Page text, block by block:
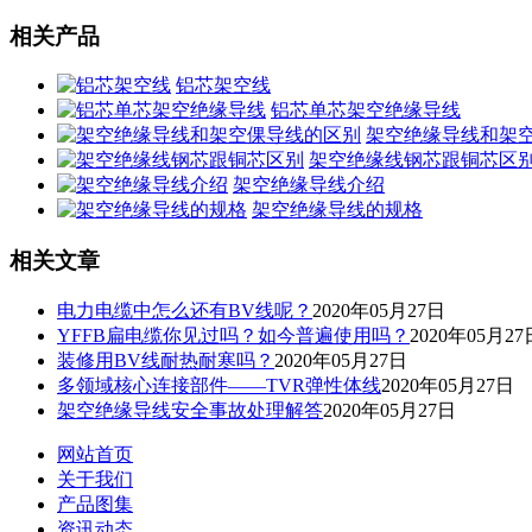
相关产品
铝芯架空线
铝芯单芯架空绝缘导线
架空绝缘导线和架
架空绝缘线钢芯跟铜芯区别
架空绝缘导线介绍
架空绝缘导线的规格
相关文章
电力电缆中怎么还有BV线呢？ 2020年05月27日
YFFB扁电缆你见过吗？如今普遍使用吗？ 2020年05月27
装修用BV线耐热耐寒吗？ 2020年05月27日
多领域核心连接部件——TVR弹性体线2020年05月27日
架空绝缘导线安全事故处理解答2020年05月27日
网站首页
关于我们
产品图集